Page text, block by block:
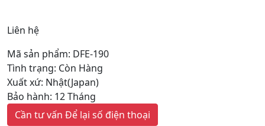
Liên hệ
Mã sản phẩm: DFE-190
Tình trạng: Còn Hàng
Xuất xứ: Nhật(Japan)
Bảo hành: 12 Tháng
Cần tư vấn Để lại số điện thoại